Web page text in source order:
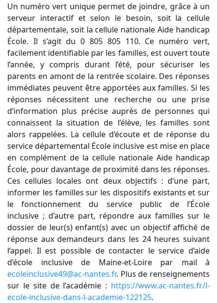
Un numéro vert unique permet de joindre, grâce à un
serveur interactif et selon le besoin, soit la cellule
départementale, soit la cellule nationale Aide handicap
École. Il s’agit du 0 805 805 110. Ce numéro vert,
facilement identifiable par les familles, est ouvert toute
l’année, y compris durant l’été, pour sécuriser les
parents en amont de la rentrée scolaire. Des réponses
immédiates peuvent être apportées aux familles. Si les
réponses nécessitent une recherche ou une prise
d’information plus précise auprès de personnes qui
connaissent la situation de l’élève, les familles sont
alors rappelées. La cellule d’écoute et de réponse du
service départemental École inclusive est mise en place
en complément de la cellule nationale Aide handicap
École, pour davantage de proximité dans les réponses.
Ces cellules locales ont deux objectifs : d’une part,
informer les familles sur les dispositifs existants et sur
le fonctionnement du service public de l’École
inclusive ; d’autre part, répondre aux familles sur le
dossier de leur(s) enfant(s) avec un objectif affiché de
réponse aux demandeurs dans les 24 heures suivant
l’appel. Il est possible de contacter le service d’aide
d’école inclusive de Maine-et-Loire par mail à
ecoleinclusive49@ac-nantes.fr. Plus de renseignements
sur le site de l’académie : https://www.ac-nantes.fr/l-
ecole-inclusive-dans-l-academie-122125.